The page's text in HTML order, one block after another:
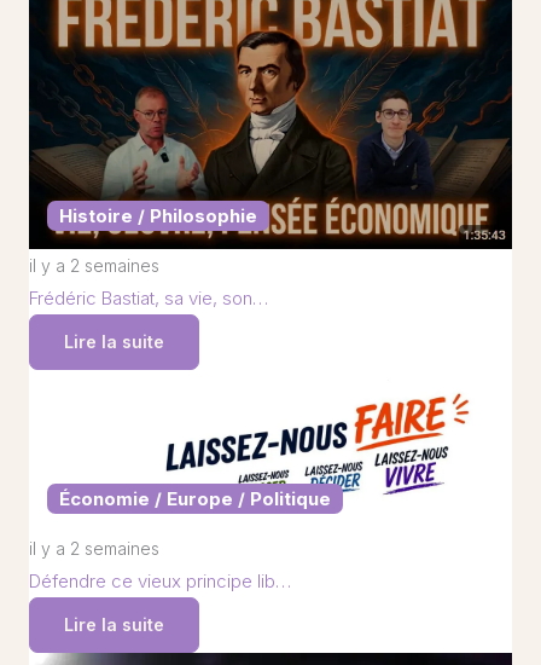
Histoire / Philosophie
il y a 2 semaines
Frédéric Bastiat, sa vie, son…
Lire la suite
Économie / Europe / Politique
il y a 2 semaines
Défendre ce vieux principe lib…
Lire la suite